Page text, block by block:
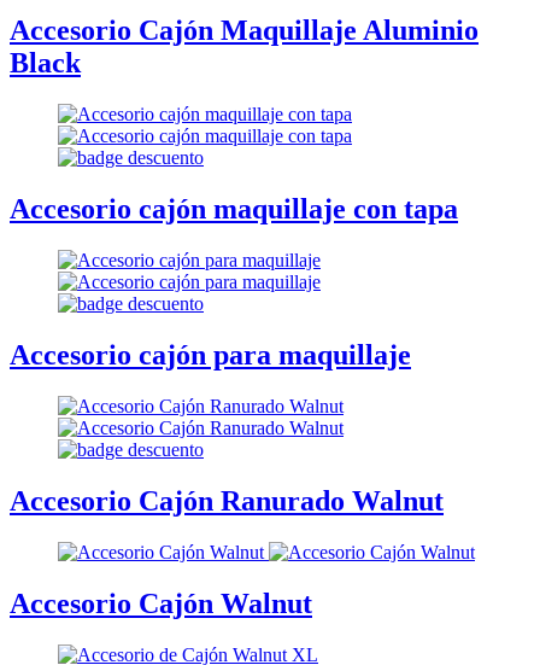
Accesorio Cajón Maquillaje Aluminio
Black
Accesorio cajón maquillaje con tapa
Accesorio cajón para maquillaje
Accesorio Cajón Ranurado Walnut
Accesorio Cajón Walnut